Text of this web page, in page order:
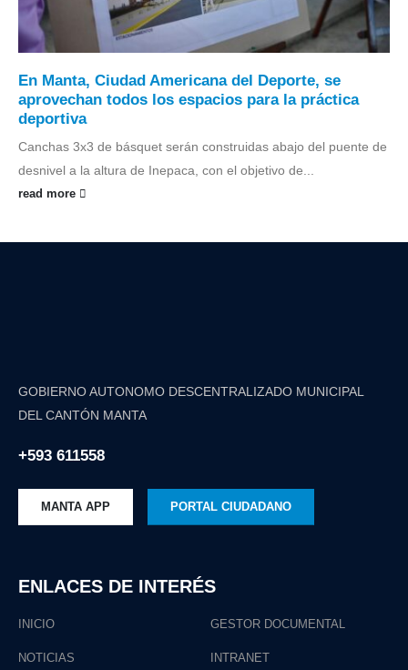
En Manta, Ciudad Americana del Deporte, se
aprovechan todos los espacios para la práctica
deportiva
Canchas 3x3 de básquet serán construidas abajo del puente de
desnivel a la altura de Inepaca, con el objetivo de...
read more
GOBIERNO AUTONOMO DESCENTRALIZADO MUNICIPAL
DEL CANTÓN MANTA
+593 611558
MANTA APP PORTAL CIUDADANO
ENLACES DE INTERÉS
INICIO
NOTICIAS
GESTOR DOCUMENTAL
INTRANET